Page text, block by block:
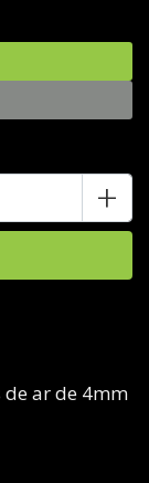
+
ar de 4mm